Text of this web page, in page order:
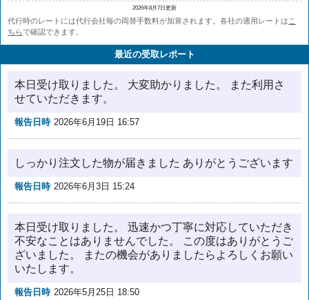
2026年8月7日更新
代行時のレートには代行会社毎の両替手数料が加算されます。各社の適用レートは こ
ちらで確認できます。
最近の受取レポート
本日受け取りました。 大変助かりました。 また利用さ
せていただきます。
報告日時 2026年6月19日 16:57
しっかり注文した物が届きました ありがとうございます
報告日時 2026年6月3日 15:24
本日受け取りました。 迅速かつ丁寧に対応していただき
不安なことはありませんでした。 この度はありがとうご
ざいました。 またの機会がありましたらよろしくお願い
いたします。
報告日時 2026年5月25日 18:50